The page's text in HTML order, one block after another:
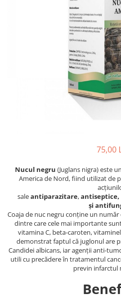
CREME ȘI PASTE TARTINABILE
CIOCOLATĂ ȘI CACAO
REMEDII NATURISTE
75,00
Nucul negru (Juglans nigra) este
America de Nord, fiind utilizat de
saleantiparazitare,antiseptice,
și
Coaja de nuc negru conţine un
dintre care cele mai importante
vitamina C, beta-caroten,
demonstrat faptul că juglonul are
Candidei albicans, iar agenții anti-
utili cu precădere în tratamentul
previn infarctul